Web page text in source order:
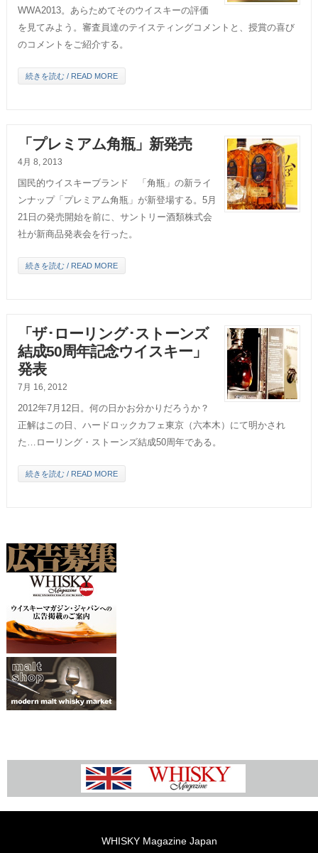
WWA2013。あらためてそのウイスキーの評価
を見てみよう。審査員達のテイスティングコメントと、授賞の喜び
のコメントをご紹介する。
続きを読む / READ MORE
「プレミアム角瓶」新発売
4月 8, 2013
国民的ウイスキーブランド 「角瓶」の新ライ
ンナップ「プレミアム角瓶」が新登場する。5月
21日の発売開始を前に、サントリー酒類株式会
社が新商品発表会を行った。
続きを読む / READ MORE
「ザ･ローリング･ストーンズ
結成50周年記念ウイスキー」
発表
7月 16, 2012
2012年7月12日。何の日かお分かりだろうか？
正解はこの日、ハードロックカフェ東京（六本木）にて明かされ
た…ローリング・ストーンズ結成50周年である。
続きを読む / READ MORE
WHISKY Magazine Japan